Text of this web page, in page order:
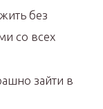
без
со всех
зайти в